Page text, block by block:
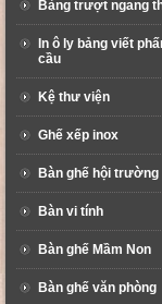
Bảng trượt ngang
In ô ly bảng viết
cầu
Kệ thư viện
Ghế xếp inox
Bàn ghế hội trường
Bàn vi tính
Bàn ghế Mầm Non
Bàn ghế văn phòng